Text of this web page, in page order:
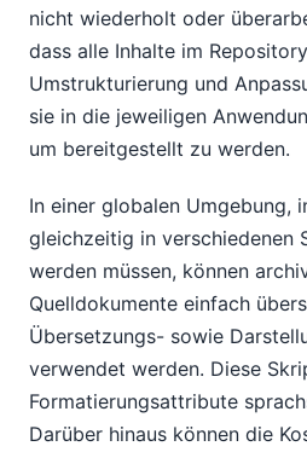
nicht wiederholt oder
dass alle Inhalte im
Umstrukturierung und
sie in die jeweiligen
um bereitgestellt zu werden.
In einer globalen Umgebung,
gleichzeitig in verschiedenen
werden müssen, können
Quelldokumente einfach
Übersetzungs- sowie
verwendet werden. Diese
Formatierungsattribute
Darüber hinaus können die